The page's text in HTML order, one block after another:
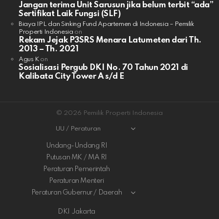
Jangan terima Unit Sarusun jika belum terbit “ada”
Sertifikat Laik Fungsi (SLF)
Biaya IPL dan Sinking Fund Apartemen di Indonesia – Pemilik
Properti Indonesia on
Rekam Jejak P3SRS Menara Latumeten dari Th.
2013 – Th. 2021
Agus Kon
Sosialisasi Pergub DKI No. 70 Tahun 2021 di
Kalibata City Tower A s/d E
© 2026 Pemilik Properti Indonesia
UU / Peraturan
Undang-Undang RI
Putusan MK / MA RI
Peraturan Pemerintah
Peraturan Menteri
Peraturan Gubernur / Daerah
DKI Jakarta